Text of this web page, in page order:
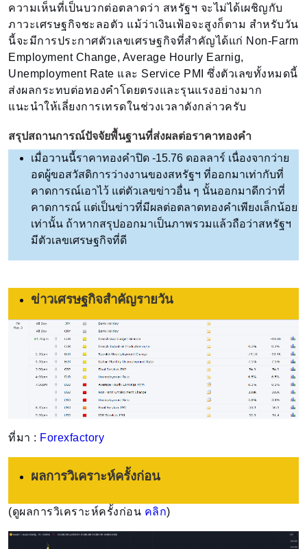
ความเห็นที่เป็นบวกต่อตลาดว่า สหรัฐฯ จะไม่ได้เผชิญกับ
ภาวะเศรษฐกิจชะลอตัว แม้ว่าเงินเฟ้อจะสูงก็ตาม สำหรับวัน
นี้จะมีการประกาศตัวเลขเศรษฐกิจที่สำคัญได้แก่ Non-Farm
Employment Change, Average Hourly Earnig,
Unemployment Rate และ Service PMI ซึ่งตัวเลขทั้งหมดนี้
ส่งผลกระทบต่อทองคำโดยตรงและรุนแรงอย่างมาก
แนะนำให้เลี่ยงการเทรดในช่วงเวลาดังกล่าวครับ
สรุปสถานการณ์ปัจจัยพื้นฐานที่ส่งผลต่อราคาทองคำ
เมื่อวานนี้ราคาทองคำปิด -15.76 ดอลลาร์ เนื่องจากว่าย
อดผู้ขอสวัสดิการว่างงานของสหรัฐฯ ที่ออกมาเท่ากับที่
คาดการณ์เอาไว้ แต่ตัวเลขข่าวอื่น ๆ นั้นออกมาดีกว่าที่
คาดการณ์ แต่เป็นข่าวที่มีผลต่อตลาดทองคำเพียงเล็กน้อย
เท่านั้น ถ้าหากสรุปออกมาเป็นภาพรวมแล้วถือว่าสหรัฐฯ
มีตัวเลขเศรษฐกิจที่ดี
ข่าวเศรษฐกิจสำคัญรายวัน
ที่มา : Forexfactory
ผลการวิเคราะห์ครั้งก่อน
(ดูผลการวิเคราะห์ครั้งก่อน คลิก)